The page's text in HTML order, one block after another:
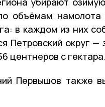
объёмам намолота
в каждом из них
Петровский округ
центнеров с гектара.
Первышов также